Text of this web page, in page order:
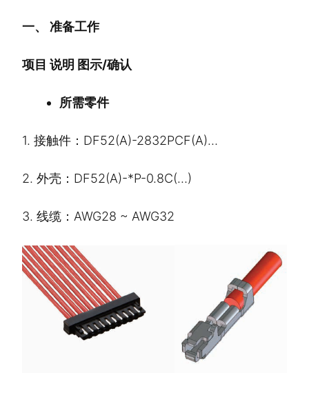
一、 准备工作
项目 说明 图示/确认
所需零件
1. 接触件：DF52(A)-2832PCF(A)…
2. 外壳：DF52(A)-*P-0.8C(…)
3. 线缆：AWG28 ~ AWG32